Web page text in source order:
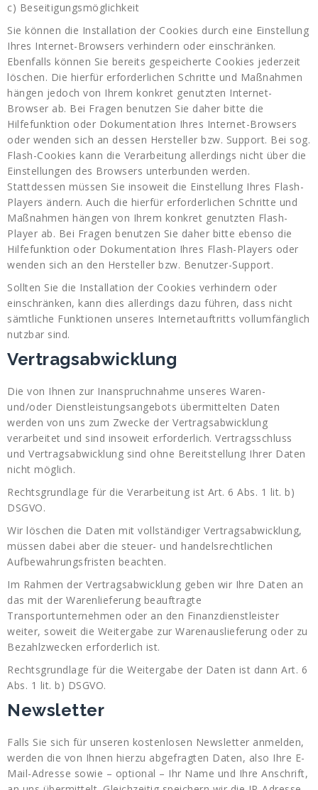
c) Beseitigungsmöglichkeit
Sie können die Installation der Cookies durch eine Einstellung
Ihres Internet-Browsers verhindern oder einschränken.
Ebenfalls können Sie bereits gespeicherte Cookies jederzeit
löschen. Die hierfür erforderlichen Schritte und Maßnahmen
hängen jedoch von Ihrem konkret genutzten Internet-
Browser ab. Bei Fragen benutzen Sie daher bitte die
Hilfefunktion oder Dokumentation Ihres Internet-Browsers
oder wenden sich an dessen Hersteller bzw. Support. Bei sog.
Flash-Cookies kann die Verarbeitung allerdings nicht über die
Einstellungen des Browsers unterbunden werden.
Stattdessen müssen Sie insoweit die Einstellung Ihres Flash-
Players ändern. Auch die hierfür erforderlichen Schritte und
Maßnahmen hängen von Ihrem konkret genutzten Flash-
Player ab. Bei Fragen benutzen Sie daher bitte ebenso die
Hilfefunktion oder Dokumentation Ihres Flash-Players oder
wenden sich an den Hersteller bzw. Benutzer-Support.
Sollten Sie die Installation der Cookies verhindern oder
einschränken, kann dies allerdings dazu führen, dass nicht
sämtliche Funktionen unseres Internetauftritts vollumfänglich
nutzbar sind.
Vertragsabwicklung
Die von Ihnen zur Inanspruchnahme unseres Waren-
und/oder Dienstleistungsangebots übermittelten Daten
werden von uns zum Zwecke der Vertragsabwicklung
verarbeitet und sind insoweit erforderlich. Vertragsschluss
und Vertragsabwicklung sind ohne Bereitstellung Ihrer Daten
nicht möglich.
Rechtsgrundlage für die Verarbeitung ist Art. 6 Abs. 1 lit. b)
DSGVO.
Wir löschen die Daten mit vollständiger Vertragsabwicklung,
müssen dabei aber die steuer- und handelsrechtlichen
Aufbewahrungsfristen beachten.
Im Rahmen der Vertragsabwicklung geben wir Ihre Daten an
das mit der Warenlieferung beauftragte
Transportunternehmen oder an den Finanzdienstleister
weiter, soweit die Weitergabe zur Warenauslieferung oder zu
Bezahlzwecken erforderlich ist.
Rechtsgrundlage für die Weitergabe der Daten ist dann Art. 6
Abs. 1 lit. b) DSGVO.
Newsletter
Falls Sie sich für unseren kostenlosen Newsletter anmelden,
werden die von Ihnen hierzu abgefragten Daten, also Ihre E-
Mail-Adresse sowie – optional – Ihr Name und Ihre Anschrift,